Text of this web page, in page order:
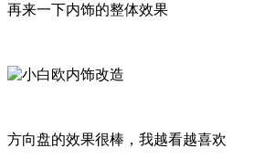
再来一下内饰的整体效果
方向盘的效果很棒，我越看越喜欢